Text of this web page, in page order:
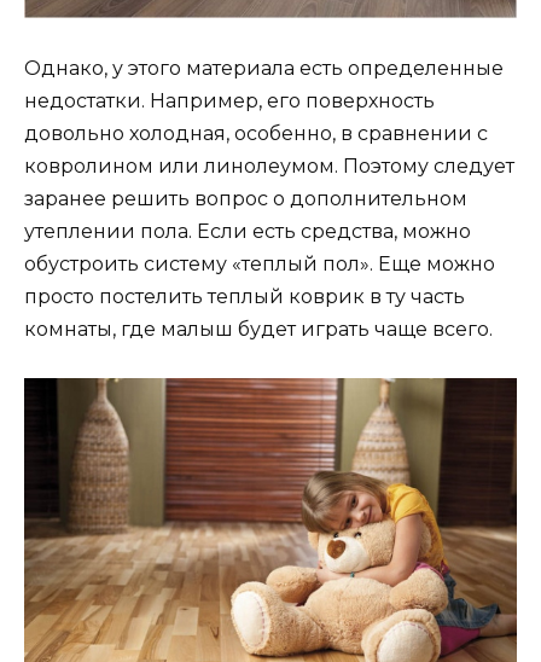
Однако, у этого материала есть определенные
недостатки. Например, его поверхность
довольно холодная, особенно, в сравнении с
ковролином или линолеумом. Поэтому следует
заранее решить вопрос о дополнительном
утеплении пола. Если есть средства, можно
обустроить систему «теплый пол». Еще можно
просто постелить теплый коврик в ту часть
комнаты, где малыш будет играть чаще всего.